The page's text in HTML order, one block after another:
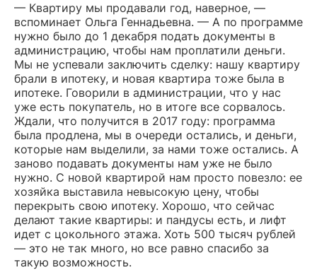
— Квартиру мы продавали год, наверное, —
вспоминает Ольга Геннадьевна. — А по программе
нужно было до 1 декабря подать документы в
администрацию, чтобы нам проплатили деньги.
Мы не успевали заключить сделку: нашу квартиру
брали в ипотеку, и новая квартира тоже была в
ипотеке. Говорили в администрации, что у нас
уже есть покупатель, но в итоге все сорвалось.
Ждали, что получится в 2017 году: программа
была продлена, мы в очереди остались, и деньги,
которые нам выделили, за нами тоже остались. А
заново подавать документы нам уже не было
нужно. С новой квартирой нам просто повезло: ее
хозяйка выставила невысокую цену, чтобы
перекрыть свою ипотеку. Хорошо, что сейчас
делают такие квартиры: и пандусы есть, и лифт
идет с цокольного этажа. Хоть 500 тысяч рублей
— это не так много, но все равно спасибо за
такую возможность.